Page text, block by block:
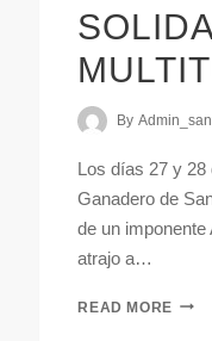
By
Los días 27 y 28
Ganadero de
de un
atrajo a…
READ MORE